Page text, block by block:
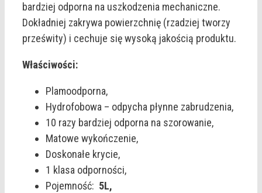
bardziej odporna na uszkodzenia mechaniczne.
Dokładniej zakrywa powierzchnię (rzadziej tworzy
prześwity) i cechuje się wysoką jakością produktu.
Właściwości:
Plamoodporna,
Hydrofobowa – odpycha płynne zabrudzenia,
10 razy bardziej odporna na szorowanie,
Matowe wykończenie,
Doskonałe krycie,
1 klasa odporności,
Pojemność: 5L,